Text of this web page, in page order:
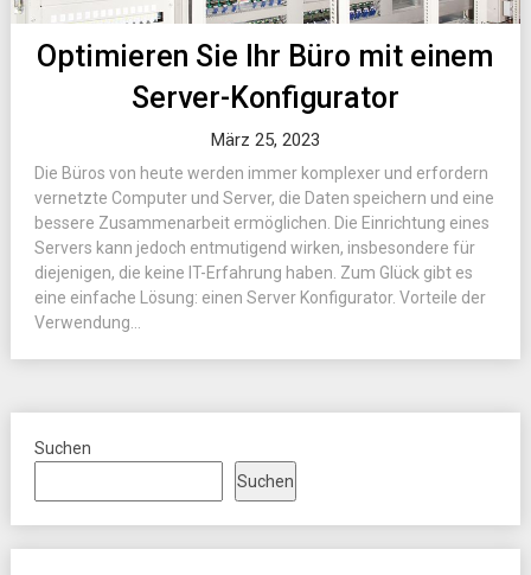
Optimieren Sie Ihr Büro mit einem
Server-Konfigurator
März 25, 2023
Die Büros von heute werden immer komplexer und erfordern
vernetzte Computer und Server, die Daten speichern und eine
bessere Zusammenarbeit ermöglichen. Die Einrichtung eines
Servers kann jedoch entmutigend wirken, insbesondere für
diejenigen, die keine IT-Erfahrung haben. Zum Glück gibt es
eine einfache Lösung: einen Server Konfigurator. Vorteile der
Verwendung...
Suchen
Suchen